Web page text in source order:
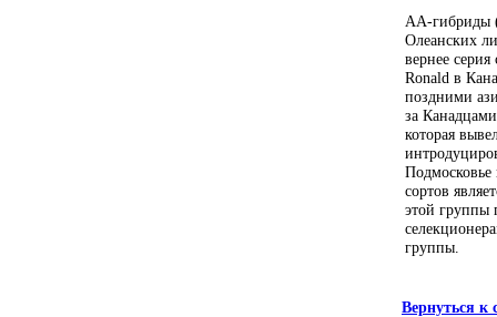
AA-гибриды
Олеанских
вернее
Ronald в
поздними
за
которая
Подмосковье
сортов
этой группы
группы.
Вернуться к